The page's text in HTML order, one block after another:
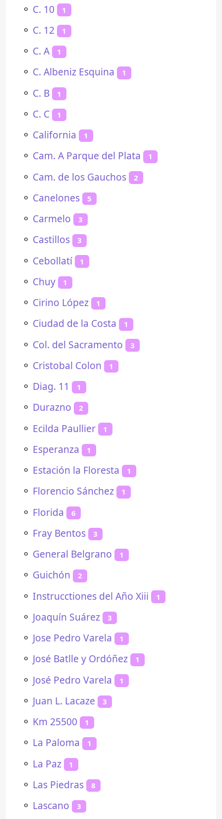
⚬ C. 10 1
⚬ C. 12 1
⚬ C. A 1
⚬ C. Albeniz Esquina 1
⚬ C. B 1
⚬ C. C 1
⚬ California 1
⚬ Cam. A Parque del Plata 1
⚬ Cam. de los Gauchos 2
⚬ Canelones 5
⚬ Carmelo 3
⚬ Castillos 3
⚬ Cebollatí 1
⚬ Chuy 1
⚬ Cirino López 1
⚬ Ciudad de la Costa 1
⚬ Col. del Sacramento 3
⚬ Cristobal Colon 1
⚬ Diag. 11 1
⚬ Durazno 2
⚬ Ecilda Paullier 1
⚬ Esperanza 1
⚬ Estación la Floresta 1
⚬ Florencio Sánchez 1
⚬ Florida 6
⚬ Fray Bentos 3
⚬ General Belgrano 1
⚬ Guichón 2
⚬ Instrucctiones del Año Xiii 1
⚬ Joaquín Suárez 3
⚬ Jose Pedro Varela 1
⚬ José Batlle y Ordóñez 1
⚬ José Pedro Varela 1
⚬ Juan L. Lacaze 3
⚬ Km 25500 1
⚬ La Paloma 1
⚬ La Paz 1
⚬ Las Piedras 8
⚬ Lascano 3